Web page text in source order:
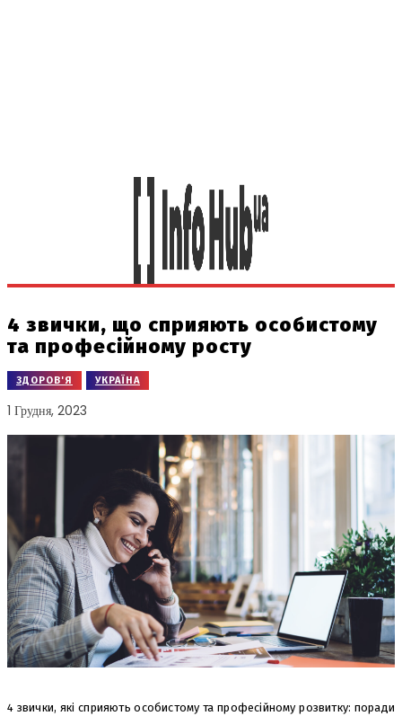
4 звички, що сприяють особистому
та професійному росту
ЗДОРОВ'Я УКРАЇНА
1 Грудня, 2023
4 звички, які сприяють особистому та професійному розвитку: поради